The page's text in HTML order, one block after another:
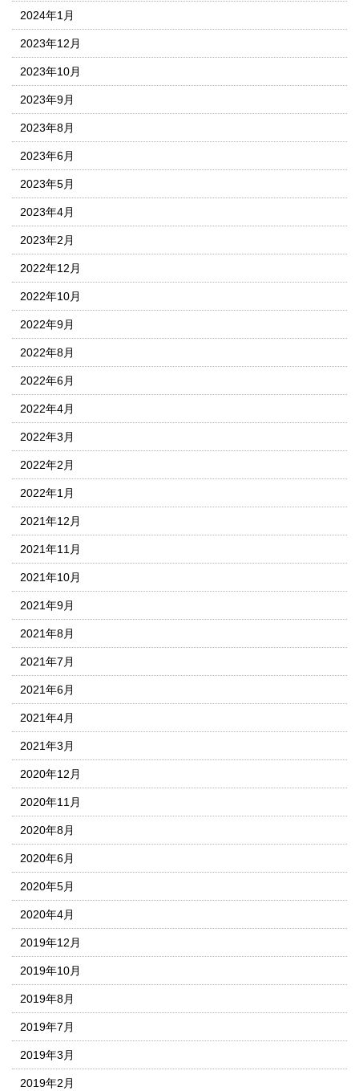
2024年1月
2023年12月
2023年10月
2023年9月
2023年8月
2023年6月
2023年5月
2023年4月
2023年2月
2022年12月
2022年10月
2022年9月
2022年8月
2022年6月
2022年4月
2022年3月
2022年2月
2022年1月
2021年12月
2021年11月
2021年10月
2021年9月
2021年8月
2021年7月
2021年6月
2021年4月
2021年3月
2020年12月
2020年11月
2020年8月
2020年6月
2020年5月
2020年4月
2019年12月
2019年10月
2019年8月
2019年7月
2019年3月
2019年2月